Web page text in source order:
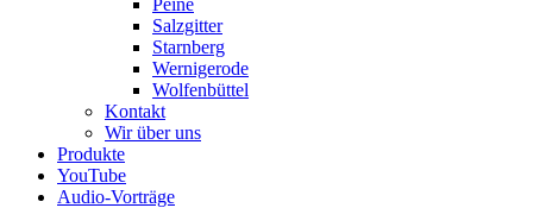
Peine
Salzgitter
Starnberg
Wernigerode
Wolfenbüttel
Kontakt
Wir über uns
Produkte
YouTube
Audio-Vorträge